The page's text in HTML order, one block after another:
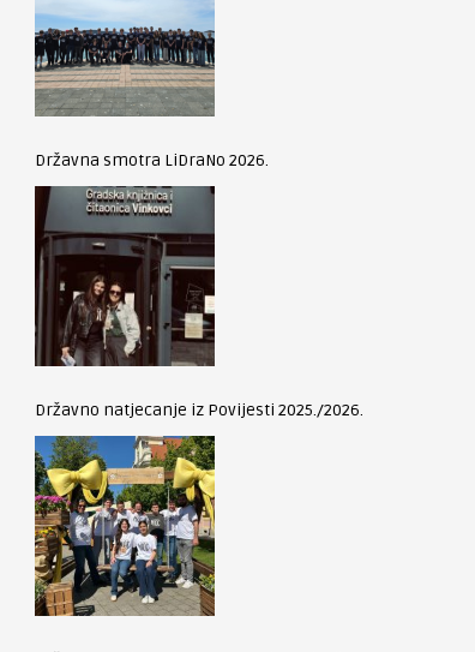
Državna smotra LiDraNo 2026.
Državno natjecanje iz Povijesti 2025./2026.